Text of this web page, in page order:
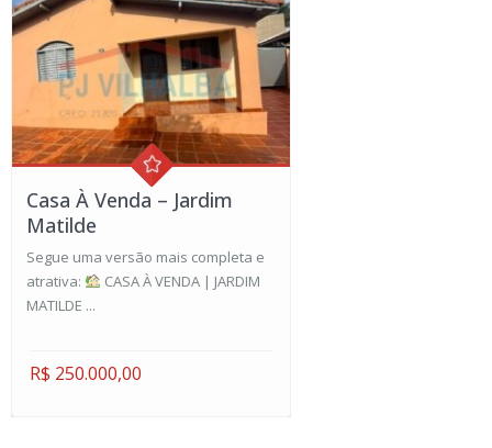
Casa À Venda – Jardim
Matilde
Segue uma versão mais completa e
atrativa:
CASA À VENDA | JARDIM
MATILDE ...
R$ 250.000,00